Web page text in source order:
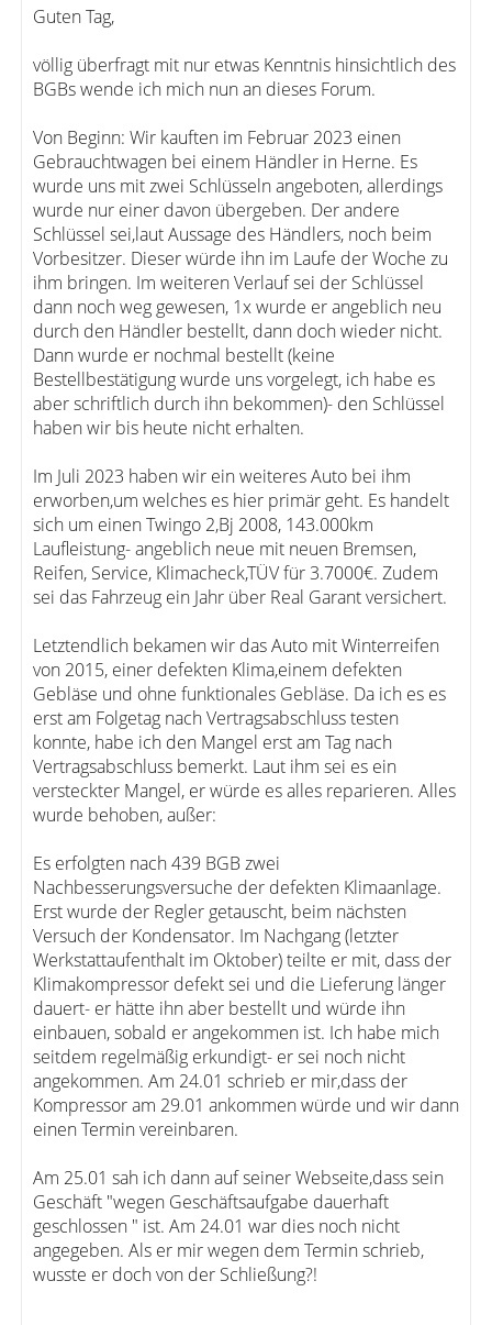
Guten Tag,
völlig überfragt mit nur etwas Kenntnis hinsichtlich des
BGBs wende ich mich nun an dieses Forum.
Von Beginn: Wir kauften im Februar 2023 einen
Gebrauchtwagen bei einem Händler in Herne. Es
wurde uns mit zwei Schlüsseln angeboten, allerdings
wurde nur einer davon übergeben. Der andere
Schlüssel sei,laut Aussage des Händlers, noch beim
Vorbesitzer. Dieser würde ihn im Laufe der Woche zu
ihm bringen. Im weiteren Verlauf sei der Schlüssel
dann noch weg gewesen, 1x wurde er angeblich neu
durch den Händler bestellt, dann doch wieder nicht.
Dann wurde er nochmal bestellt (keine
Bestellbestätigung wurde uns vorgelegt, ich habe es
aber schriftlich durch ihn bekommen)- den Schlüssel
haben wir bis heute nicht erhalten.
Im Juli 2023 haben wir ein weiteres Auto bei ihm
erworben,um welches es hier primär geht. Es handelt
sich um einen Twingo 2,Bj 2008, 143.000km
Laufleistung- angeblich neue mit neuen Bremsen,
Reifen, Service, Klimacheck,TÜV für 3.7000€. Zudem
sei das Fahrzeug ein Jahr über Real Garant versichert.
Letztendlich bekamen wir das Auto mit Winterreifen
von 2015, einer defekten Klima,einem defekten
Gebläse und ohne funktionales Gebläse. Da ich es es
erst am Folgetag nach Vertragsabschluss testen
konnte, habe ich den Mangel erst am Tag nach
Vertragsabschluss bemerkt. Laut ihm sei es ein
versteckter Mangel, er würde es alles reparieren. Alles
wurde behoben, außer:
Es erfolgten nach 439 BGB zwei
Nachbesserungsversuche der defekten Klimaanlage.
Erst wurde der Regler getauscht, beim nächsten
Versuch der Kondensator. Im Nachgang (letzter
Werkstattaufenthalt im Oktober) teilte er mit, dass der
Klimakompressor defekt sei und die Lieferung länger
dauert- er hätte ihn aber bestellt und würde ihn
einbauen, sobald er angekommen ist. Ich habe mich
seitdem regelmäßig erkundigt- er sei noch nicht
angekommen. Am 24.01 schrieb er mir,dass der
Kompressor am 29.01 ankommen würde und wir dann
einen Termin vereinbaren.
Am 25.01 sah ich dann auf seiner Webseite,dass sein
Geschäft "wegen Geschäftsaufgabe dauerhaft
geschlossen " ist. Am 24.01 war dies noch nicht
angegeben. Als er mir wegen dem Termin schrieb,
wusste er doch von der Schließung?!